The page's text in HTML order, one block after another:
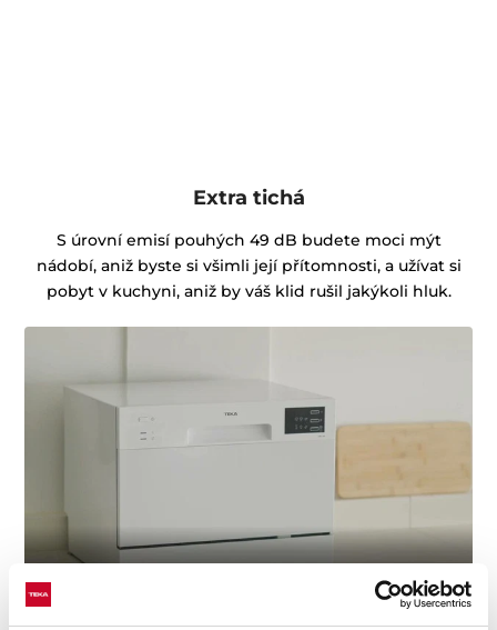
Extra tichá
S úrovní emisí pouhých 49 dB budete moci mýt
nádobí, aniž byste si všimli její přítomnosti, a užívat si
pobyt v kuchyni, aniž by váš klid rušil jakýkoli hluk.